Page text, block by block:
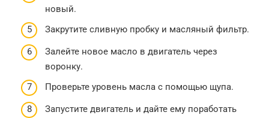
новый.
Закрутите сливную пробку и масляный фильтр.
Залейте новое масло в двигатель через
воронку.
Проверьте уровень масла с помощью щупа.
Запустите двигатель и дайте ему поработать